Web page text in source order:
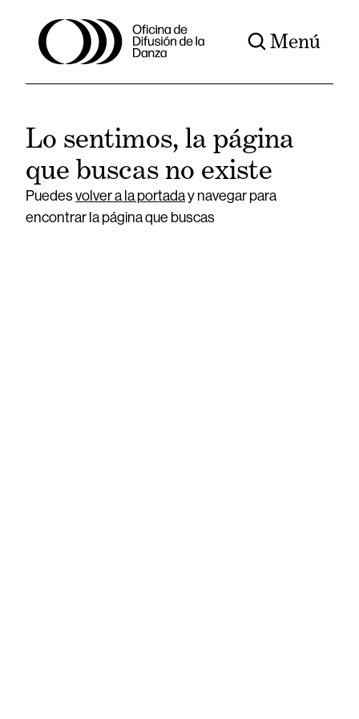
Menú
Lo sentimos, la página
que buscas no existe
Puedesvolver a la portaday navegar para
encontrar la página que buscas